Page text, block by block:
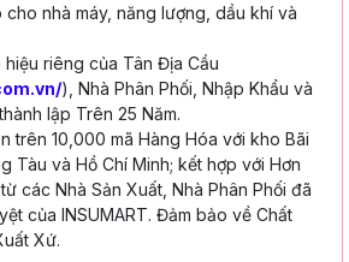
nhà máy, năng lượng, dầu khí và
hiệu riêng của Tân Địa Cầu
), Nhà Phân Phối, Nhập Khẩu và
lập Trên 25 Năm.
trên 10,000 mã Hàng Hóa với kho Bãi
Tàu và Hồ Chí Minh; kết hợp với Hơn
các Nhà Sản Xuất, Nhà Phân Phối đã
của INSUMART. Đảm bảo về Chất
Xứ.